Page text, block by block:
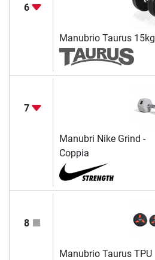
6
Manubrio Taurus 15kg
7
Manubri Nike Grind -
Coppia
8
Manubrio Taurus TPU